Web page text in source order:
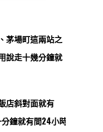
茅場町這兩站之
說走十幾分鐘就
店斜對面就有
分鐘就有間24小時